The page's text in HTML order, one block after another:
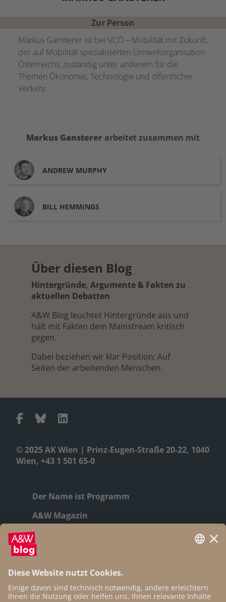
Zur Person
Markus Gansterer ist bei VCÖ – Mobilität mit Zukunft,
der auf Mobilität spezialisierten Umweltorganisation
Österreichs, zuständig unter anderem für die
Themen Ökonomie, Technologie und öffentlicher
Verkehr.
Markus Gansterer arbeitet zusammen mit
ANDREW MURPHY
BILL HEMMINGS
© 2025 AK Wien | Prinz-Eugen-Straße 20-22, 1040
Wien, +43 1 501 65-0
Der Name ist Programm
A&W Magazin
Geschichte
Autor:innen
Newsletter
Über diesen Blog
Hintergründe, Argumente & Fakten zu
aktuellen Debatten
A&W Blog leuchtet Hintergründe aus und
hält mit Fakten dem Mainstream kritisch
gegen.
Dabei beziehen wir klar Position: Auf
Seiten der arbeitenden Menschen.